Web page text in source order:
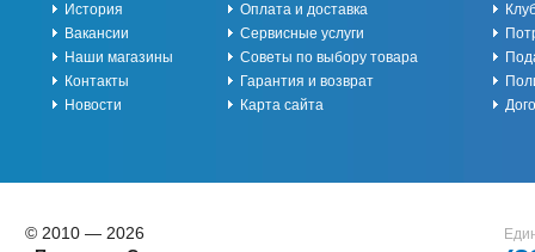
История
Вакансии
Наши магазины
Контакты
Новости
Оплата и доставка
Сервисные услуги
Советы по выбору товара
Гарантия и возврат
Карта сайта
© 2010 — 2026